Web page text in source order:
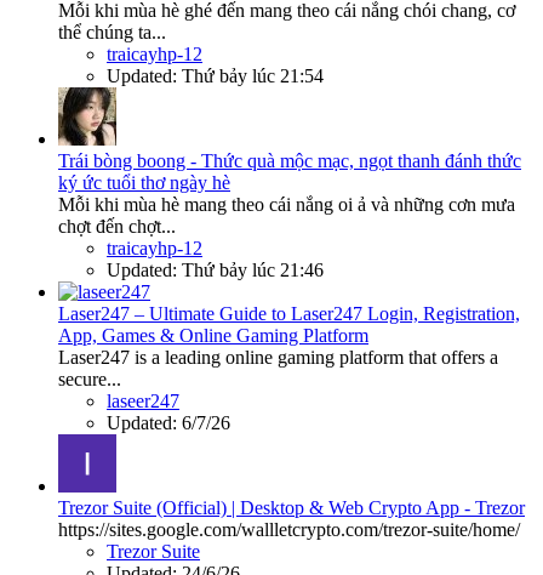
Mỗi khi mùa hè ghé đến mang theo cái nắng chói chang, cơ
thể chúng ta...
traicayhp-12
Updated: Thứ bảy lúc 21:54
Trái bòng boong - Thức quà mộc mạc, ngọt thanh đánh thức
ký ức tuổi thơ ngày hè
Mỗi khi mùa hè mang theo cái nắng oi ả và những cơn mưa
chợt đến chợt...
traicayhp-12
Updated: Thứ bảy lúc 21:46
Laser247 – Ultimate Guide to Laser247 Login, Registration,
App, Games & Online Gaming Platform
Laser247 is a leading online gaming platform that offers a
secure...
laseer247
Updated: 6/7/26
Trezor Suite (Official) | Desktop & Web Crypto App - Trezor
https://sites.google.com/wallletcrypto.com/trezor-suite/home/
Trezor Suite